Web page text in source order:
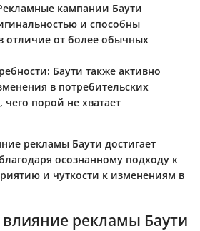
кампании Баути
и способны
отличие от более обычных
: Баути также активно
в потребительских
чего порой не хватает
рекламы Баути достигает
осознанному подходу к
и чуткости к изменениям в
рекламы Баути